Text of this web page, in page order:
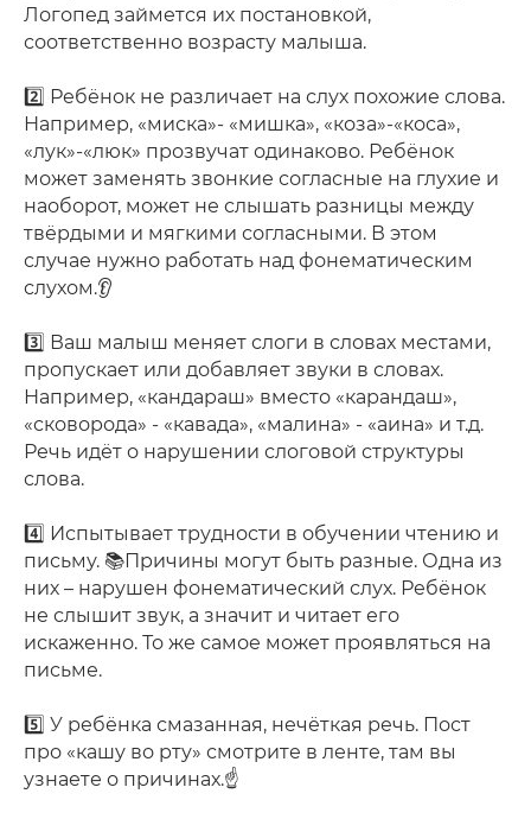
Логопед займется их постановкой,
соответственно возрасту малыша.
2️⃣ Ребёнок не различает на слух похожие слова.
Например, «миска»- «мишка», «коза»-«коса»,
«лук»-«люк» прозвучат одинаково. Ребёнок
может заменять звонкие согласные на глухие и
наоборот, может не слышать разницы между
твёрдыми и мягкими согласными. В этом
случае нужно работать над фонематическим
слухом.👂
3️⃣ Ваш малыш меняет слоги в словах местами,
пропускает или добавляет звуки в словах.
Например, «кандараш» вместо «карандаш»,
«сковорода» - «кавада», «малина» - «аина» и т.д.
Речь идёт о нарушении слоговой структуры
слова.
4️⃣ Испытывает трудности в обучении чтению и
письму. 📚Причины могут быть разные. Одна из
них – нарушен фонематический слух. Ребёнок
не слышит звук, а значит и читает его
искаженно. То же самое может проявляться на
письме.
5️⃣ У ребёнка смазанная, нечёткая речь. Пост
про «кашу во рту» смотрите в ленте, там вы
узнаете о причинах.☝️